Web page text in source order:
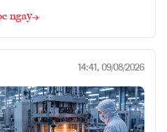
ngay
14:41, 09/08/2026